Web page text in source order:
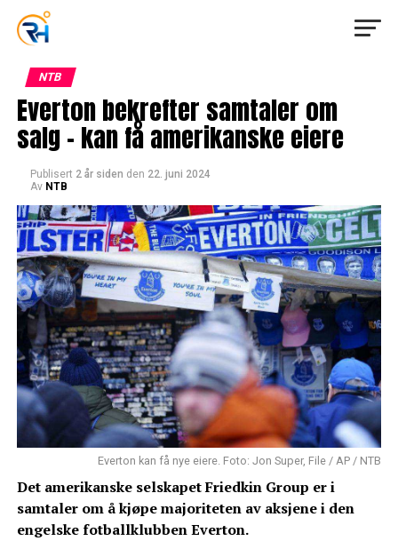
NTB
Everton bekrefter samtaler om
salg – kan få amerikanske eiere
Publisert 2 år siden den 22. juni 2024
Av NTB
Everton kan få nye eiere. Foto: Jon Super, File / AP / NTB
Det amerikanske selskapet Friedkin Group er i
samtaler om å kjøpe majoriteten av aksjene i den
engelske fotballklubben Everton.